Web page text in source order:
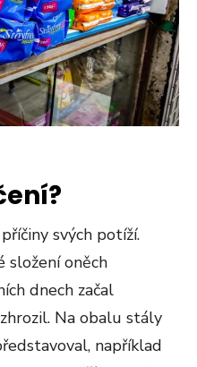
svých potíží.
složení oněch
dnech začal
Na obalu stály
například